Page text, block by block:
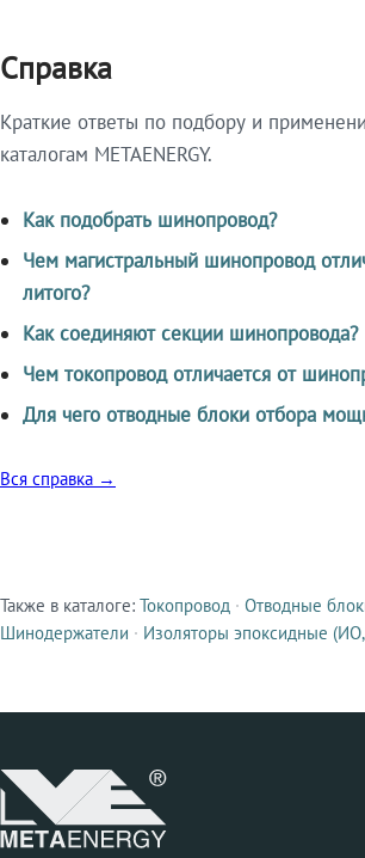
Справка
Краткие ответы по подбору и
каталогам METAENERGY.
Как подобрать шинопровод?
Чем магистральный шинопровод
литого?
Как соединяют секции шинопровода?
Чем токопровод отличается от
Для чего отводные блоки отбора
Вся справка →
Смежные продукты
Также в каталоге: Токопровод · Отводные
Шинодержатели · Изоляторы эпоксидные